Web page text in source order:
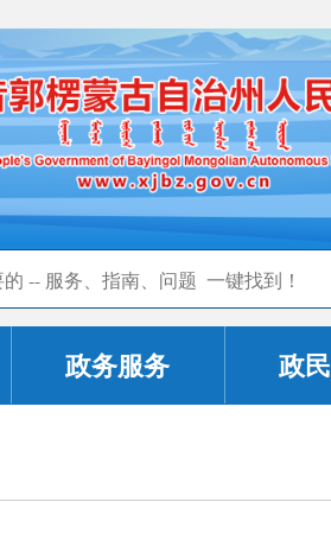
政务服务 政